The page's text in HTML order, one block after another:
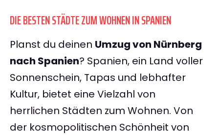
DIE BESTEN STÄDTE ZUM WOHNEN IN SPANIEN
Planst du deinen Umzug von Nürnberg
nach Spanien? Spanien, ein Land voller
Sonnenschein, Tapas und lebhafter
Kultur, bietet eine Vielzahl von
herrlichen Städten zum Wohnen. Von
der kosmopolitischen Schönheit von